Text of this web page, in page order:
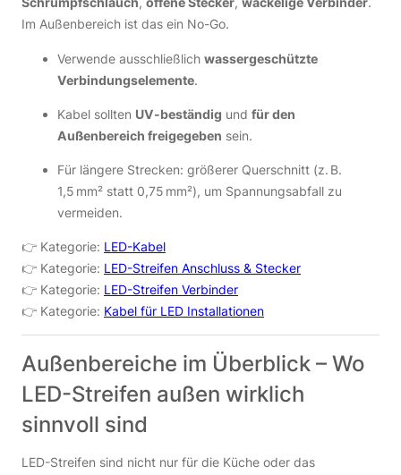
Im Außenbereich ist das ein No-Go.
Verwende ausschließlich wassergeschützte
Verbindungselemente.
Kabel sollten UV-beständig und für den
Außenbereich freigegeben sein.
Für längere Strecken: größerer Querschnitt (z. B.
1,5 mm² statt 0,75 mm²), um Spannungsabfall zu
vermeiden.
👉 Kategorie: LED-Kabel
👉 Kategorie: LED-Streifen Anschluss & Stecker
👉 Kategorie: LED-Streifen Verbinder
👉 Kategorie: Kabel für LED Installationen
Außenbereiche im Überblick – Wo
LED-Streifen außen wirklich
sinnvoll sind
LED-Streifen sind nicht nur für die Küche oder das